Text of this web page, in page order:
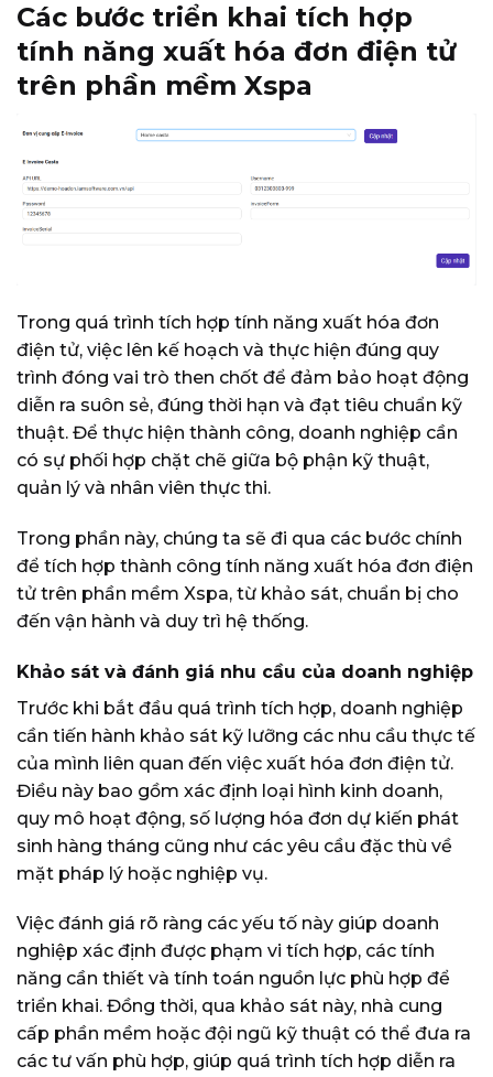
Các bước triển khai tích hợp
tính năng xuất hóa đơn điện tử
trên phần mềm Xspa
Trong quá trình tích hợp tính năng xuất hóa đơn
điện tử, việc lên kế hoạch và thực hiện đúng quy
trình đóng vai trò then chốt để đảm bảo hoạt động
diễn ra suôn sẻ, đúng thời hạn và đạt tiêu chuẩn kỹ
thuật. Để thực hiện thành công, doanh nghiệp cần
có sự phối hợp chặt chẽ giữa bộ phận kỹ thuật,
quản lý và nhân viên thực thi.
Trong phần này, chúng ta sẽ đi qua các bước chính
để tích hợp thành công tính năng xuất hóa đơn điện
tử trên phần mềm Xspa, từ khảo sát, chuẩn bị cho
đến vận hành và duy trì hệ thống.
Khảo sát và đánh giá nhu cầu của doanh nghiệp
Trước khi bắt đầu quá trình tích hợp, doanh nghiệp
cần tiến hành khảo sát kỹ lưỡng các nhu cầu thực tế
của mình liên quan đến việc xuất hóa đơn điện tử.
Điều này bao gồm xác định loại hình kinh doanh,
quy mô hoạt động, số lượng hóa đơn dự kiến phát
sinh hàng tháng cũng như các yêu cầu đặc thù về
mặt pháp lý hoặc nghiệp vụ.
Việc đánh giá rõ ràng các yếu tố này giúp doanh
nghiệp xác định được phạm vi tích hợp, các tính
năng cần thiết và tính toán nguồn lực phù hợp để
triển khai. Đồng thời, qua khảo sát này, nhà cung
cấp phần mềm hoặc đội ngũ kỹ thuật có thể đưa ra
các tư vấn phù hợp, giúp quá trình tích hợp diễn ra